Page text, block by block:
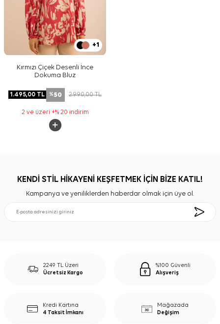
+1
Kırmızı Çiçek Desenli İnce
Dokuma Bluz
1.495,00 TL %50 2.990,00TL
2 ve üzeri +% 20 indirim
KENDİ STİL HİKAYENİ KEŞFETMEK İÇİN BİZE KATIL!
Kampanya ve yeniliklerden haberdar olmak için üye ol.
2249 TL Üzeri
Ücretsiz Kargo
%100 Güvenli
Alışveriş
Kredi Kartına
4 Taksit İmkanı
Mağazada
Değişim